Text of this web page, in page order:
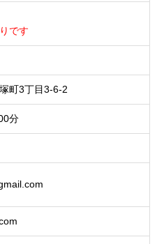
です
町3丁目3-6-2
分